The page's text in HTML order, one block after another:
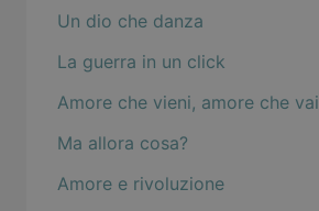
Un dio che danza
La guerra in un click
Amore che vieni, amore che vai
Ma allora cosa?
Amore e rivoluzione